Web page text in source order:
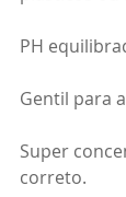
PH
Gentil para
Super
correto.